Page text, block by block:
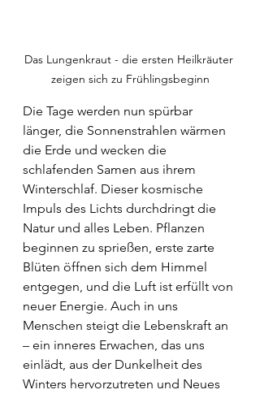
Das Lungenkraut - die ersten Heilkräuter
zeigen sich zu Frühlingsbeginn
Die Tage werden nun spürbar
länger, die Sonnenstrahlen wärmen
die Erde und wecken die
schlafenden Samen aus ihrem
Winterschlaf. Dieser kosmische
Impuls des Lichts durchdringt die
Natur und alles Leben. Pflanzen
beginnen zu sprießen, erste zarte
Blüten öffnen sich dem Himmel
entgegen, und die Luft ist erfüllt von
neuer Energie. Auch in uns
Menschen steigt die Lebenskraft an
– ein inneres Erwachen, das uns
einlädt, aus der Dunkelheit des
Winters hervorzutreten und Neues